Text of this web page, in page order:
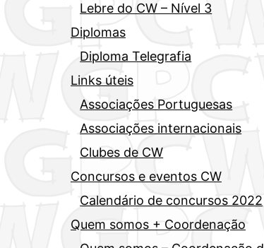
Lebre do CW – Nível 3
Diplomas
Diploma Telegrafia
Links úteis
Associações Portuguesas
Associações internacionais
Clubes de CW
Concursos e eventos CW
Calendário de concursos 2022
Quem somos + Coordenação